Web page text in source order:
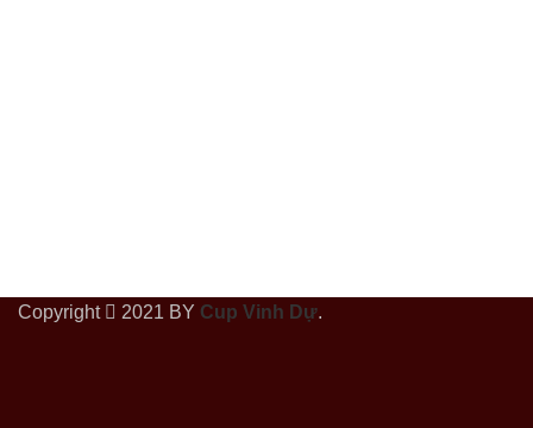
Copyright 2021 BY Cup Vinh Dự.